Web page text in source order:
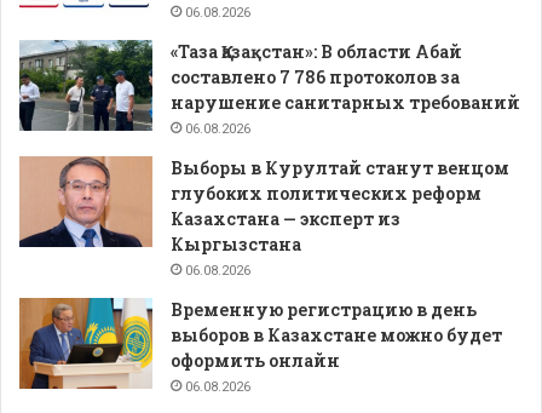
06.08.2026
«Таза Қазақстан»: В области Абай
составлено 7 786 протоколов за
нарушение санитарных требований
06.08.2026
Выборы в Курултай станут венцом
глубоких политических реформ
Казахстана — эксперт из
Кыргызстана
06.08.2026
Временную регистрацию в день
выборов в Казахстане можно будет
оформить онлайн
06.08.2026